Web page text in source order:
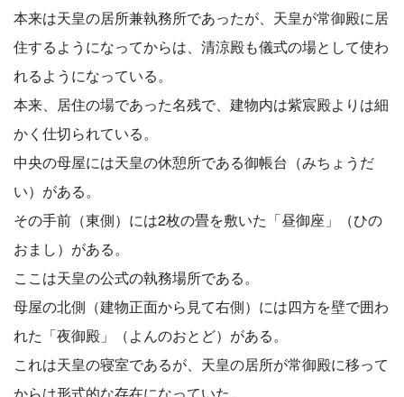
本来は天皇の居所兼執務所であったが、天皇が常御殿に居
住するようになってからは、清涼殿も儀式の場として使わ
れるようになっている。
本来、居住の場であった名残で、建物内は紫宸殿よりは細
かく仕切られている。
中央の母屋には天皇の休憩所である御帳台（みちょうだ
い）がある。
その手前（東側）には2枚の畳を敷いた「昼御座」（ひの
おまし）がある。
ここは天皇の公式の執務場所である。
母屋の北側（建物正面から見て右側）には四方を壁で囲わ
れた「夜御殿」（よんのおとど）がある。
これは天皇の寝室であるが、天皇の居所が常御殿に移って